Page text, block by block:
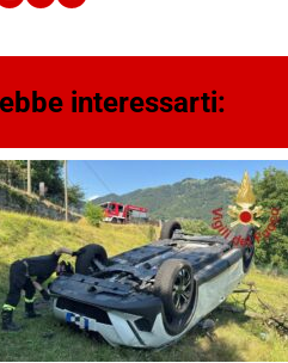
interessarti: